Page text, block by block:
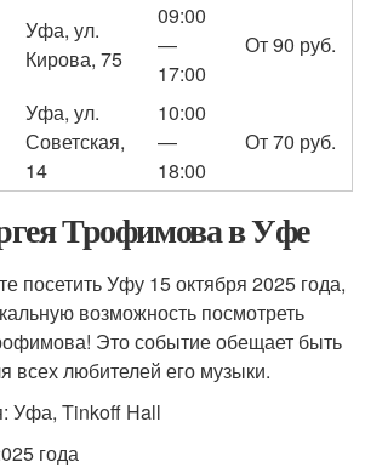
Уфа, ул.
Кирова, 75
09:00
—
17:00
От 90 руб.
Уфа, ул.
Советская,
14
10:00
—
18:00
От 70 руб.
Трофимова в Уфе
посетить Уфу 15 октября 2025 года,
возможность посмотреть
Это событие обещает быть
всех любителей его музыки.
Уфа, Tinkoff Hall
года